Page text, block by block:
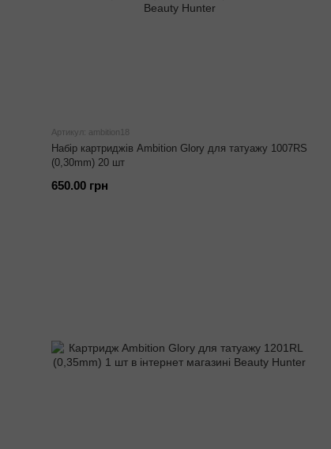
Артикул: ambition18
Набір картриджів Ambition Glory для татуажу 1007RS
(0,30mm) 20 шт
650.00 грн